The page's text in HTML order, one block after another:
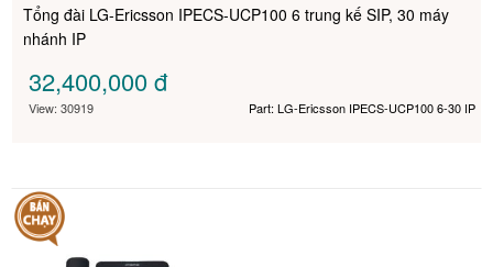
Tổng đài LG-Ericsson IPECS-UCP100 6 trung kế SIP, 30 máy
nhánh IP
32,400,000đ
View: 30919 Part: LG-Ericsson IPECS-UCP100 6-30 IP